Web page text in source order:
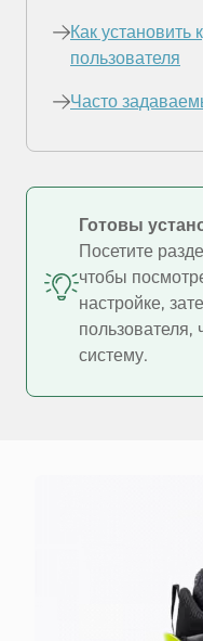
Как установить
пользователя
Часто
Готовы
Посетите
чтобы
настройке,
пользователя,
систему.